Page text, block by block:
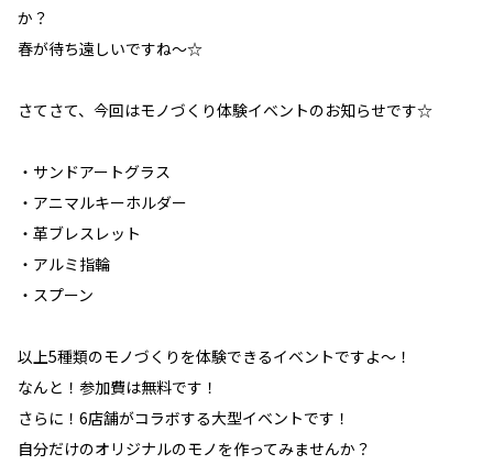
か？
春が待ち遠しいですね～☆
さてさて、今回はモノづくり体験イベントのお知らせです☆
・サンドアートグラス
・アニマルキーホルダー
・革ブレスレット
・アルミ指輪
・スプーン
以上5種類のモノづくりを体験できるイベントですよ～！
なんと！参加費は無料です！
さらに！6店舗がコラボする大型イベントです！
自分だけのオリジナルのモノを作ってみませんか？